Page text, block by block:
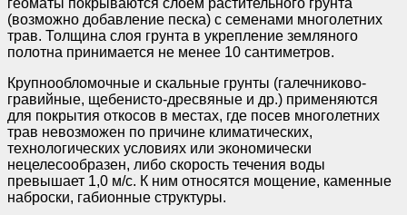
геоматы покрываются слоем растительного грунта
(возможно добавление песка) с семенами многолетних
трав. Толщина слоя грунта в укрепление земляного
полотна принимается не менее 10 сантиметров.
Крупнообломочные и скальные грунты (галечниково-
гравийные, щебенисто-дресвяные и др.) применяются
для покрытия откосов в местах, где посев многолетних
трав невозможен по причине климатических,
технологических условиях или экономически
нецелесообразен, либо скорость течения воды
превышает 1,0 м/с. К ним относятся мощение, каменные
наброски, габионные структуры.